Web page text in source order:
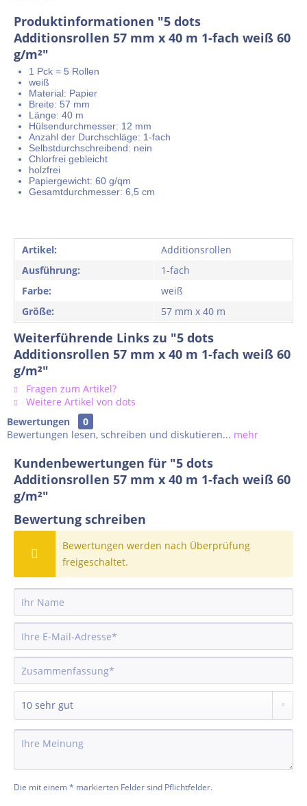
Produktinformationen "5 dots
Additionsrollen 57 mm x 40 m 1-fach weiß 60
g/m²"
1 Pck = 5 Rollen
weiß
Material: Papier
Breite: 57 mm
Länge: 40 m
Hülsendurchmesser: 12 mm
Anzahl der Durchschläge: 1-fach
Selbstdurchschreibend: nein
Chlorfrei gebleicht
holzfrei
Papiergewicht: 60 g/qm
Gesamtdurchmesser: 6,5 cm
Artikel:
Additionsrollen
Ausführung:
1-fach
Farbe:
weiß
Größe:
57 mm x 40 m
Weiterführende Links zu "5 dots
Additionsrollen 57 mm x 40 m 1-fach weiß 60
g/m²"
Fragen zum Artikel?
Weitere Artikel von dots
Bewertungen
0
Bewertungen lesen, schreiben und diskutieren... mehr
Kundenbewertungen für "5 dots
Additionsrollen 57 mm x 40 m 1-fach weiß 60
g/m²"
Bewertung schreiben
Bewertungen werden nach Überprüfung
freigeschaltet.
Die mit einem * markierten Felder sind Pflichtfelder.